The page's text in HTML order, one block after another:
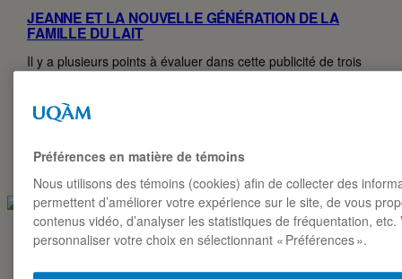
JEANNE ET LA NOUVELLE GÉNÉRATION DE LA
FAMILLE DU LAIT
Il y a plusieurs points à évaluer dans cette publicité de trois
nommé aux Oscars 2024 pour son film Les…
WILLIAM ÉMARD
Affichage
Paris·Right To Be
Préférences en matière de témoins
Nous utilisons des témoins (cookies) afin de collecter des
permettent d’améliorer votre expérience sur le site, de vous
contenus vidéo, d’analyser les statistiques de fréquentation, etc.
personnaliser votre choix en sélectionnant « Préférences ».